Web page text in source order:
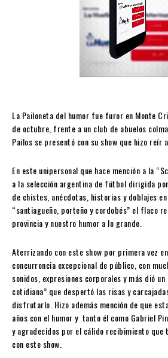
La Pailoneta del humor fue furor en Monte
de octubre, frente a un club de abuelos
Pailos se presentó con su show que hizo reír
En este unipersonal que hace mención a la
a la selección argentina de fútbol dirigida
de chistes, anécdotas, historias y doblajes
“santiagueño, porteño y cordobés” el flaco
provincia y nuestro humor a lo grande.
Aterrizando con este show por primera vez
concurrencia excepcional de público, con
sonidos, expresiones corporales y más dió un
cotidiana” que despertó las risas y
disfrutarlo. Hizo además mención de que
años con el humor y tanto él como Gabriel
y agradecidos por el cálido recibimiento que
con este show.